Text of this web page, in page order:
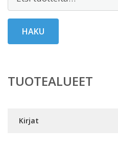
HAKU
TUOTEALUEET
Kirjat